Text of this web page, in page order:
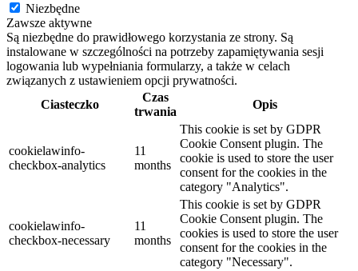
Niezbędne
Zawsze aktywne
Są niezbędne do prawidłowego korzystania ze strony. Są
instalowane w szczególności na potrzeby zapamiętywania sesji
logowania lub wypełniania formularzy, a także w celach
związanych z ustawieniem opcji prywatności.
Ciasteczko
Czas
trwania
Opis
cookielawinfo-
checkbox-analytics
11
months
This cookie is set by GDPR
Cookie Consent plugin. The
cookie is used to store the user
consent for the cookies in the
category "Analytics".
cookielawinfo-
checkbox-necessary
11
months
This cookie is set by GDPR
Cookie Consent plugin. The
cookies is used to store the user
consent for the cookies in the
category "Necessary".